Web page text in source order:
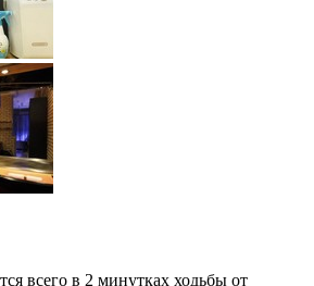
всего в 2 минутках ходьбы от